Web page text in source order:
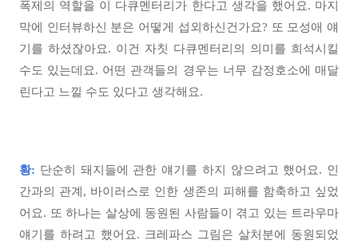
폭제의 역할을 이 다큐멘터리가 한다고 생각을 했어요. 마지
막에 인터뷰하신 분은 어떻게 섭외하신건가요? 또 모성애 얘
기를 하셨잖아요. 이건 자칫 다큐멘터리의 의미를 희석시킬
수도 있는데요. 어떤 관객들의 경우는 너무 감정호소에 매달
린다고 느낄 수도 있다고 생각해요.
황: 단순히 돼지들에 관한 얘기를 하지 않으려고 했어요. 인
간과의 관계, 바이러스로 인한 생존의 피해를 함축하고 싶었
어요. 또 하나는 살상에 동원된 사람들이 겪고 있는 트라우마
얘기를 하려고 했어요. 크레파스 그림은 살처분에 동원되었